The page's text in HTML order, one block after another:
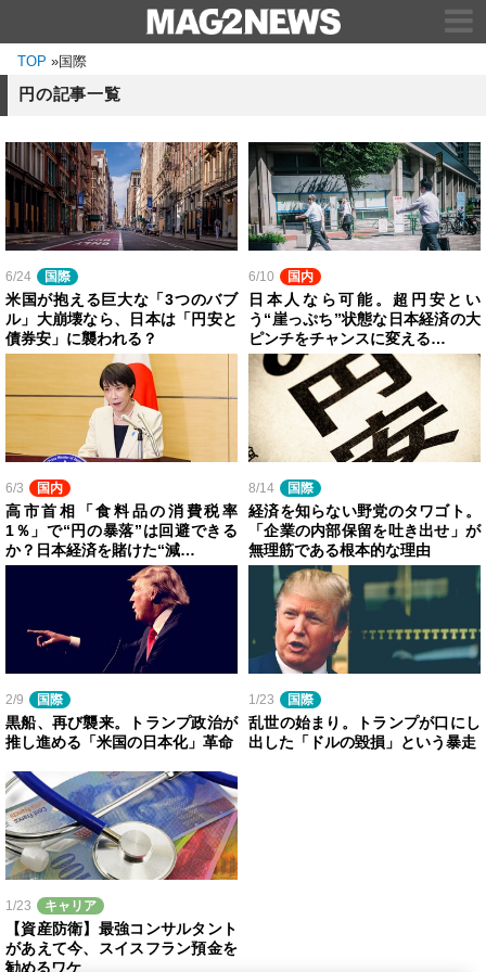
TOP »国際
円の記事一覧
6/24 国際
米国が抱える巨大な「3つのバブ
ル」大崩壊なら、日本は「円安と
債券安」に襲われる？
6/10 国内
日本人なら可能。超円安とい
う“崖っぷち”状態な日本経済の大
ピンチをチャンスに変える…
6/3 国内
高市首相「食料品の消費税率
1％」で“円の暴落”は回避できる
か？日本経済を賭けた“減…
8/14 国際
経済を知らない野党のタワゴト。
「企業の内部保留を吐き出せ」が
無理筋である根本的な理由
2/9 国際
黒船、再び襲来。トランプ政治が
推し進める「米国の日本化」革命
1/23 国際
乱世の始まり。トランプが口にし
出した「ドルの毀損」という暴走
1/23 キャリア
【資産防衛】最強コンサルタント
があえて今、スイスフラン預金を
勧めるワケ